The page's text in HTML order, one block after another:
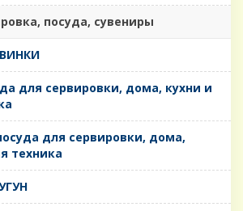
посуда, сувениры
для сервировки, дома, кухни и
посуда для сервировки, дома,
техника